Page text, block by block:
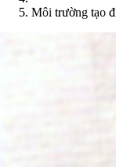
Môi trường tạo